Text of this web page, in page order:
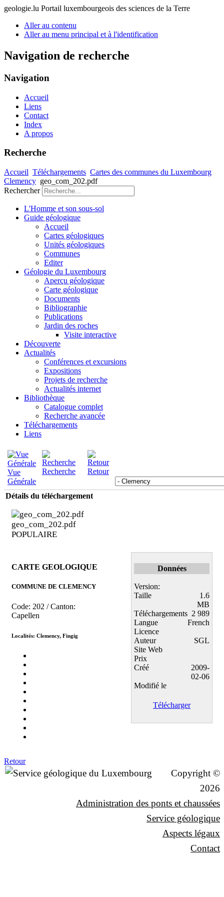
geologie.lu Portail luxembourgeois des sciences de la Terre
Aller au contenu
Aller au menu principal et à l'identification
Navigation de recherche
Navigation
Accueil
Liens
Contact
Index
A propos
Recherche
Accueil Téléchargements Cartes des communes du Luxembourg
Clemency geo_com_202.pdf
Rechercher
L'Homme et son sous-sol
Guide géologique
Accueil
Cartes géologiques
Unités géologiques
Communes
Editer
Géologie du Luxembourg
Aperçu géologique
Carte géologique
Documents
Bibliographie
Publications
Jardin des roches
Visite interactive
Découverte
Actualités
Conférences et excursions
Expositions
Projets de recherche
Actualités internet
Bibliothèque
Catalogue complet
Recherche avancée
Téléchargements
Liens
Vue
Générale
Recherche Retour
Détails du téléchargement
geo_com_202.pdf
POPULAIRE
CARTE GEOLOGIQUE
COMMUNE DE CLEMENCY
Code: 202 / Canton:
Capellen
Localités: Clemency, Fingig
Données
Version:
Taille
1.6
MB
Téléchargements 2 989
Langue
French
Licence
Auteur
SGL
Site Web
Prix
Créé
2009-
02-06
Modifié le
Télécharger
Retour
Copyright ©
2026
Administration des ponts et chaussées
Service géologique
Aspects légaux
Contact